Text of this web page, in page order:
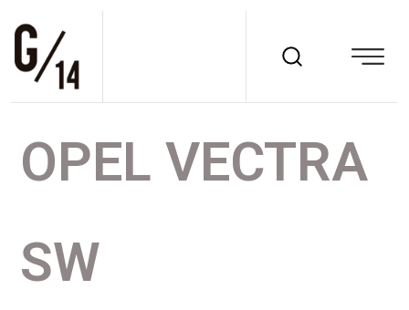
OPEL VECTRA
SW